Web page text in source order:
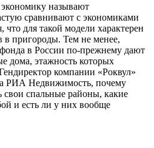
называют
сравнивают с экономиками
что для такой модели характерен
в пригороды. Тем не менее,
в России по-прежнему дают
дома, этажность которых
компании «Роквул»
РИА Недвижимость, почему
свои спальные районы, какие
и есть ли у них вообще